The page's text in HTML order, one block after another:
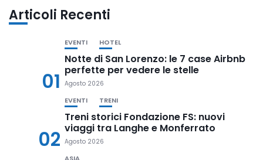
Articoli Recenti
01
EVENTI HOTEL
Notte di San Lorenzo: le 7 case Airbnb
perfette per vedere le stelle
Agosto 2026
02
EVENTI TRENI
Treni storici Fondazione FS: nuovi
viaggi tra Langhe e Monferrato
Agosto 2026